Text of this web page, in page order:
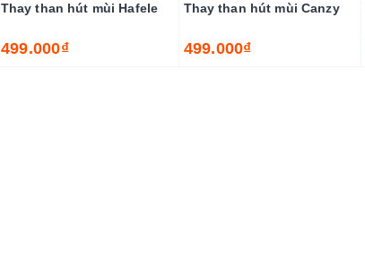
Thay than hút mùi Hafele
499.000₫
Thay than hút mùi Canzy
499.000₫